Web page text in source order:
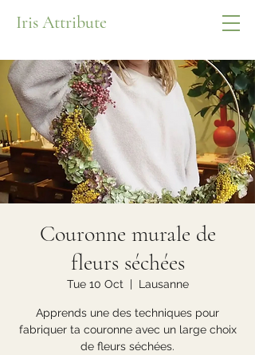
Iris Attribute
Couronne murale de
fleurs séchées
Tue 10 Oct
  |
Lausanne
Apprends une des techniques pour
fabriquer ta couronne avec un large choix
de fleurs séchées.